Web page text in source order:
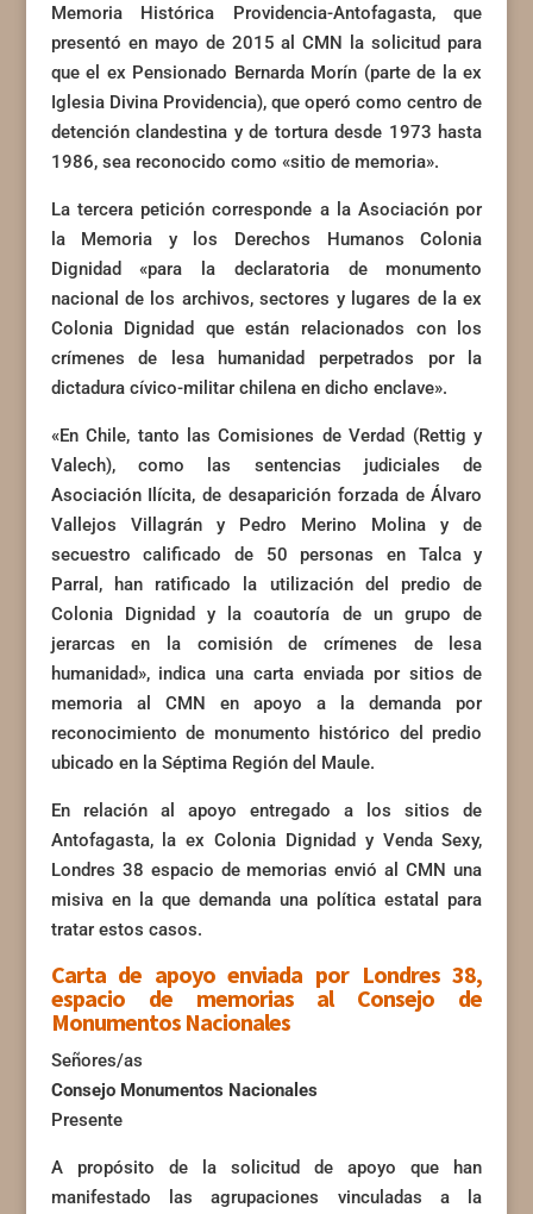
Memoria Histórica Providencia-Antofagasta, que
presentó en mayo de 2015 al CMN la solicitud para
que el ex Pensionado Bernarda Morín (parte de la ex
Iglesia Divina Providencia), que operó como centro de
detención clandestina y de tortura desde 1973 hasta
1986, sea reconocido como «sitio de memoria».
La tercera petición corresponde a la Asociación por
la Memoria y los Derechos Humanos Colonia
Dignidad «para la declaratoria de monumento
nacional de los archivos, sectores y lugares de la ex
Colonia Dignidad que están relacionados con los
crímenes de lesa humanidad perpetrados por la
dictadura cívico-militar chilena en dicho enclave».
«En Chile, tanto las Comisiones de Verdad (Rettig y
Valech), como las sentencias judiciales de
Asociación Ilícita, de desaparición forzada de Álvaro
Vallejos Villagrán y Pedro Merino Molina y de
secuestro calificado de 50 personas en Talca y
Parral, han ratificado la utilización del predio de
Colonia Dignidad y la coautoría de un grupo de
jerarcas en la comisión de crímenes de lesa
humanidad», indica una carta enviada por sitios de
memoria al CMN en apoyo a la demanda por
reconocimiento de monumento histórico del predio
ubicado en la Séptima Región del Maule.
En relación al apoyo entregado a los sitios de
Antofagasta, la ex Colonia Dignidad y Venda Sexy,
Londres 38 espacio de memorias envió al CMN una
misiva en la que demanda una política estatal para
tratar estos casos.
Carta de apoyo enviada por Londres 38,
espacio de memorias al Consejo de
Monumentos Nacionales
Señores/as
Consejo Monumentos Nacionales
Presente
A propósito de la solicitud de apoyo que han
manifestado las agrupaciones vinculadas a la